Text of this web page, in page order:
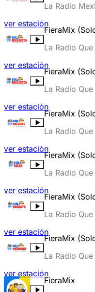
La Radio
FieraMix
La Radio
ver estación
FieraMix
La Radio
ver estación
FieraMix
La Radio
ver estación
FieraMix
La Radio
ver estación
FieraMix
La Radio
ver estación
FieraMix
La Radio
ver estación
FieraMix
ver estación